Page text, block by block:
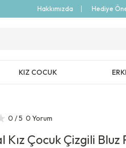
Hakkımızda Hediye
KIZ COCUK
0 / 5 0 Yorum
Kız Çocuk Çizgili